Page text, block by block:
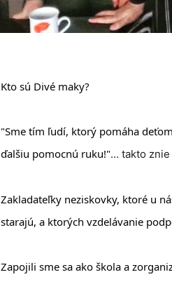
Kto sú Divé maky?
"Sme tím ľudí, ktorý pomáha
ďalšiu pomocnú ruku!"... takto
Zakladateľky neziskovky, ktoré u
starajú, a ktorých vzdelávanie
Zapojili sme sa ako škola a